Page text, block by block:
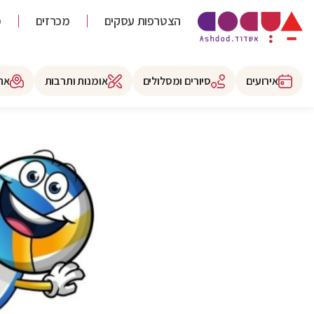
הצטרפות עסקים מכרזים
אירועים סיורים ומסלולים אומנות ותרבות